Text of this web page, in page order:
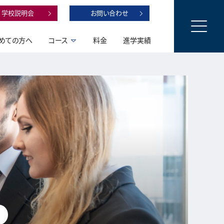
学校説明会 お問い合わせ
ての方へ コース 料金 進学実績